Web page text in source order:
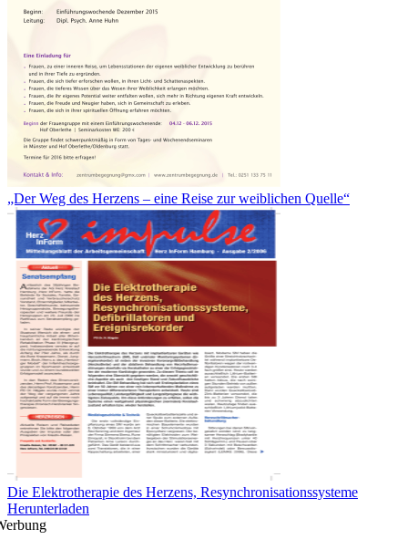
„Der Weg des Herzens – eine Reise zur weiblichen Quelle“
Die Elektrotherapie des Herzens, Resynchronisationssysteme
Herunterladen